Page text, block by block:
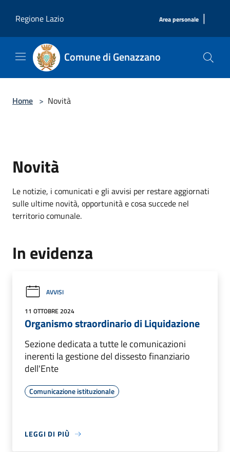
Regione Lazio
Area personale |
Comune di Genazzano
Home > Novità
Novità
Le notizie, i comunicati e gli avvisi per restare aggiornati
sulle ultime novità, opportunità e cosa succede nel
territorio comunale.
In evidenza
AVVISI
11 OTTOBRE 2024
Organismo straordinario di Liquidazione
Sezione dedicata a tutte le comunicazioni
inerenti la gestione del dissesto finanziario
dell'Ente
Comunicazione istituzionale
LEGGI DI PIÙ